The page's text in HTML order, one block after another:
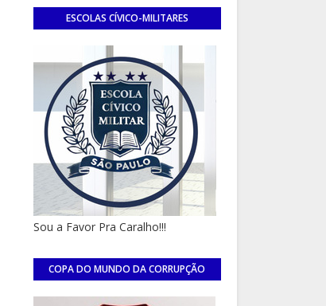
ESCOLAS CÍVICO-MILITARES
Sou a Favor Pra Caralho!!!
COPA DO MUNDO DA CORRUPÇÃO